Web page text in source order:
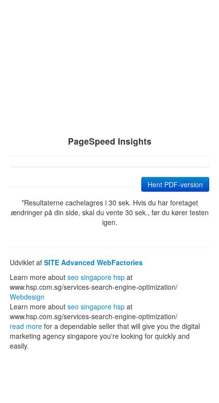
PageSpeed Insights
Hent PDF-version
*Resultaterne cachelagres i 30 sek. Hvis du har foretaget
ændringer på din side, skal du vente 30 sek., før du kører testen
igen.
Udviklet af SITE Advanced WebFactories
Learn more about seo singapore hsp at
www.hsp.com.sg/services-search-engine-optimization/
Webdesign
Learn more about seo singapore hsp at
www.hsp.com.sg/services-search-engine-optimization/
read more for a dependable seller that will give you the digital
marketing agency singapore you're looking for quickly and
easily.